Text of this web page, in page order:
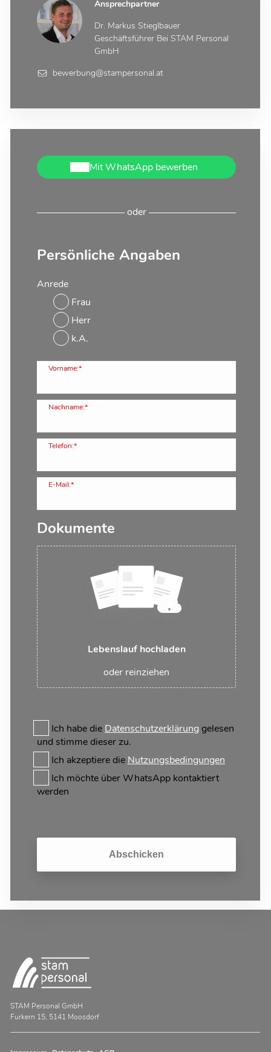
Ansprechpartner
Dr. Markus Stieglbauer
Geschäftsführer Bei STAM Personal
GmbH
bewerbung@stampersonal.at
Mit WhatsApp bewerben
oder
Persönliche Angaben
Anrede
Frau
Herr
k.A.
Vorname:*
Nachname:*
Telefon:*
E-Mail:*
Dokumente
Lebenslauf hochladen
oder reinziehen
Ich habe die Datenschutzerklärung gelesen
und stimme dieser zu.
Ich akzeptiere die Nutzungsbedingungen
Ich möchte über WhatsApp kontaktiert
werden
Abschicken
STAM Personal GmbH
Furkern 15, 5141 Moosdorf